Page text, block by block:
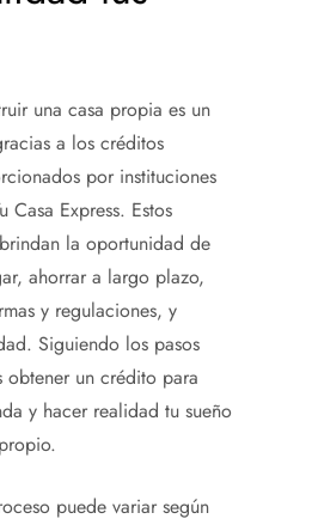
una casa propia es un
a los créditos
por instituciones
Casa Express. Estos
la oportunidad de
ahorrar a largo plazo,
y regulaciones, y
Siguiendo los pasos
obtener un crédito para
y hacer realidad tu sueño
puede variar según